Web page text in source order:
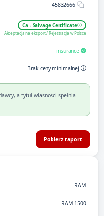
45832666
Ca - Salvage Certificate
Akceptacja na eksport / Rejestracja w Polsce
insurance
Brak ceny minimalnej
a tytuł własności spełnia
Pobierz raport
RAM
RAM 1500